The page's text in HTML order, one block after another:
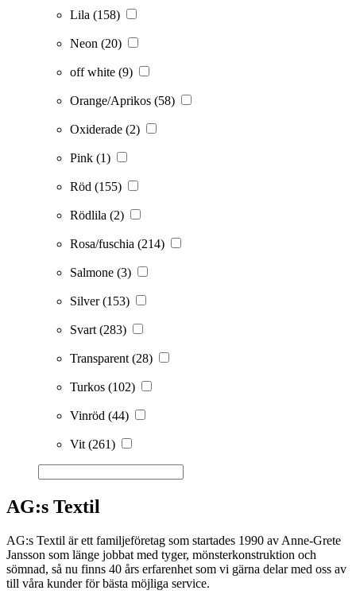
Lila (158)
Neon (20)
off white (9)
Orange/Aprikos (58)
Oxiderade (2)
Pink (1)
Röd (155)
Rödlila (2)
Rosa/fuschia (214)
Salmone (3)
Silver(153)
Svart (283)
Transparent (28)
Turkos (102)
Vinröd (44)
Vit (261)
AG:s Textil
AG:s Textil är ett familjeföretag som startades 1990 av Anne-Grete
Jansson som länge jobbat med tyger, mönsterkonstruktion och
sömnad, så nu finns 40 års erfarenhet som vi gärna delar med oss av
till våra kunder för bästa möjliga service.